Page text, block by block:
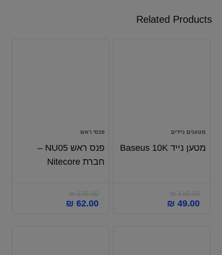
Related Products
מטענים ניידים
מטען נייד Baseus 10K
₪110.00
₪ 49.00
פנסי ראש
פנס ראש NU05 –
חברת Nitecore
₪125.00
₪ 62.00